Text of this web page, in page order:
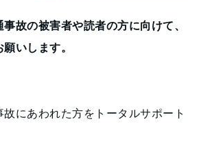
故の被害者や読者の方に向けて、
いします。
故にあわれた方をトータルサポート